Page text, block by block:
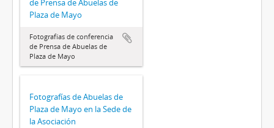
de Prensa de Abuelas de
Plaza de Mayo
Fotografías de conferencia
de Prensa de Abuelas de
Plaza de Mayo
Fotografías de Abuelas de
Plaza de Mayo en la Sede de
la Asociación